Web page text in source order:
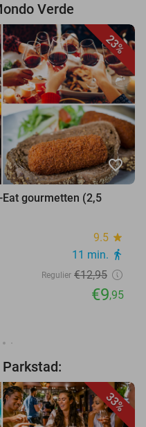
Verde
23%
favorite_border
gourmetten (2,5
9.5 star
11 min. directions_walk
Regulier €12,95
€9,95
33%